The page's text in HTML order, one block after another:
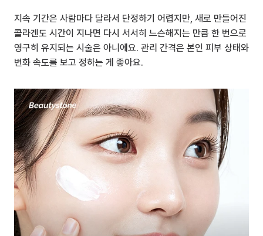
지속 기간은 사람마다 달라서 단정하기 어렵지만, 새로 만들어진
콜라겐도 시간이 지나면 다시 서서히 느슨해지는 만큼 한 번으로
영구히 유지되는 시술은 아니에요. 관리 간격은 본인 피부 상태와
변화 속도를 보고 정하는 게 좋아요.